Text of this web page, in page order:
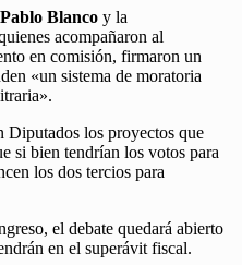
Pablo Blanco y la
acompañaron al
en comisión, firmaron un
«un sistema de moratoria
Diputados los proyectos que
si bien tendrían los votos para
los dos tercios para
el debate quedará abierto
en el superávit fiscal.